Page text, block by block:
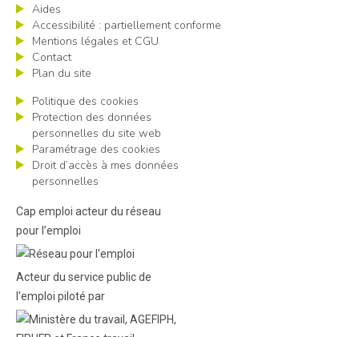
Aides
Accessibilité : partiellement conforme
Mentions légales et CGU
Contact
Plan du site
Politique des cookies
Protection des données
personnelles du site web
Paramétrage des cookies
Droit d’accès à mes données
personnelles
Cap emploi acteur du réseau
pour l’emploi
Acteur du service public de
l'emploi piloté par